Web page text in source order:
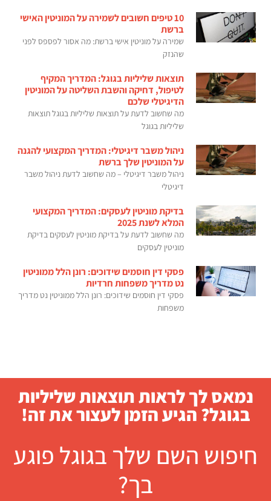
10 טיפים חשובים לשמירה על המוניטין האישי
ברשת
שמירה על מוניטין אישי ברשת: מה אסור לפספס לפני
שהנזק
תוצאות שליליות בגוגל: המדריך המקיף
לטיפול, דחיקה והשבת השליטה על המוניטין
הדיגיטלי שלכם
מה שחשוב לדעת על תוצאות שליליות בגוגל תוצאות
שליליות בגוגל
ניהול משבר דיגיטלי: המדריך המקצועי להגנה
על המוניטין שלך ברשת
ניהול משבר דיגיטלי – מה שחשוב לדעת ניהול משבר
דיגיטלי
בדיקת מוניטין לעסקים: המדריך המקצועי
המלא לשנת 2025
מה שחשוב לדעת על בדיקת מוניטין לעסקים בדיקת
מוניטין לעסקים
פסקי דין חוסמים שידוכים: רונן הלל ממוניטין
נט מדריך משפחות חרדיות
פסקי דין חוסמים שידוכים: רונן הלל ממוניטין נט מדריך
משפחות
נמאס לך לראות תוצאות שליליות
בגוגל? הגיע הזמן לעצור את זה!
חיפוש השם שלך בגוגל פוגע
בך?